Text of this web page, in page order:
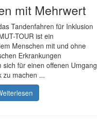
mit Mehrwert
Tandenfahren für Inklusion
TOUR ist ein
Menschen mit und ohne
Erkrankungen
für einen offenen Umgang
zu machen ...